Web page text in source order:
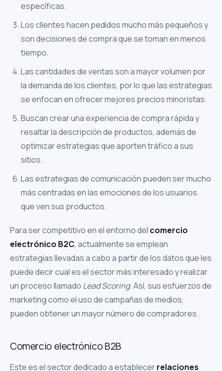
específicas.
Los clientes hacen pedidos mucho más pequeños y
son decisiones de compra que se toman en menos
tiempo.
Las cantidades de ventas son a mayor volumen por
la demanda de los clientes, por lo que las estrategias
se enfocan en ofrecer mejores precios minoristas.
Buscan crear una experiencia de compra rápida y
resaltar la descripción de productos, además de
optimizar estrategias que aporten tráfico a sus
sitios.
Las estrategias de comunicación pueden ser mucho
más centradas en las emociones de los usuarios
que ven sus productos.
Para ser competitivo en el entorno del comercio
electrónico B2C, actualmente se emplean
estrategias llevadas a cabo a partir de los datos que les
puede decir cual es el sector más interesado y realizar
un proceso llamado Lead Scoring. Así, sus esfuerzos de
marketing como el uso de campañas de medios,
pueden obtener un mayor número de compradores.
Comercio electrónico B2B
Este es el sector dedicado a establecerrelaciones